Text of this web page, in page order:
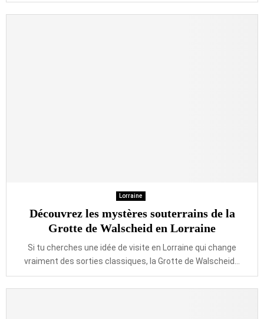
Lorraine
Découvrez les mystères souterrains de la
Grotte de Walscheid en Lorraine
Si tu cherches une idée de visite en Lorraine qui change
vraiment des sorties classiques, la Grotte de Walscheid...